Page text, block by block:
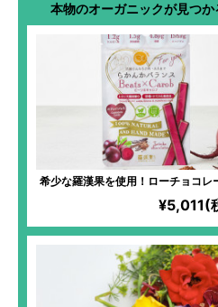
本物のオーガニックが見つ
希少な羅漢果を使用！ローチョコレ
イン入）【ビ
¥5,011(